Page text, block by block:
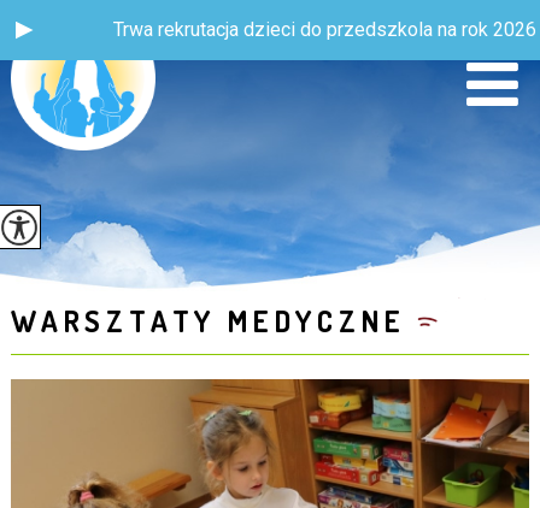
Trwa rekrutacja dzieci do przedszkola na rok 2026 /
WARSZTATY MEDYCZNE